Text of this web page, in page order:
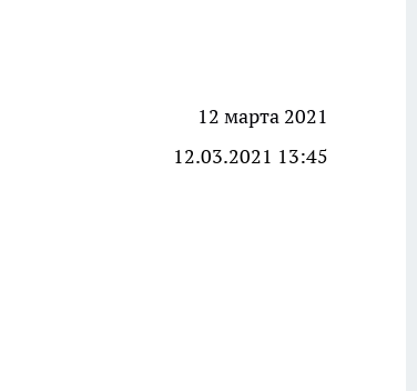
12 марта 2021
12.03.2021 13:45